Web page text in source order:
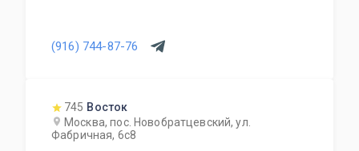
(916) 744-87-76
745 Восток
Москва, пос. Новобратцевский, ул.
Фабричная, 6с8